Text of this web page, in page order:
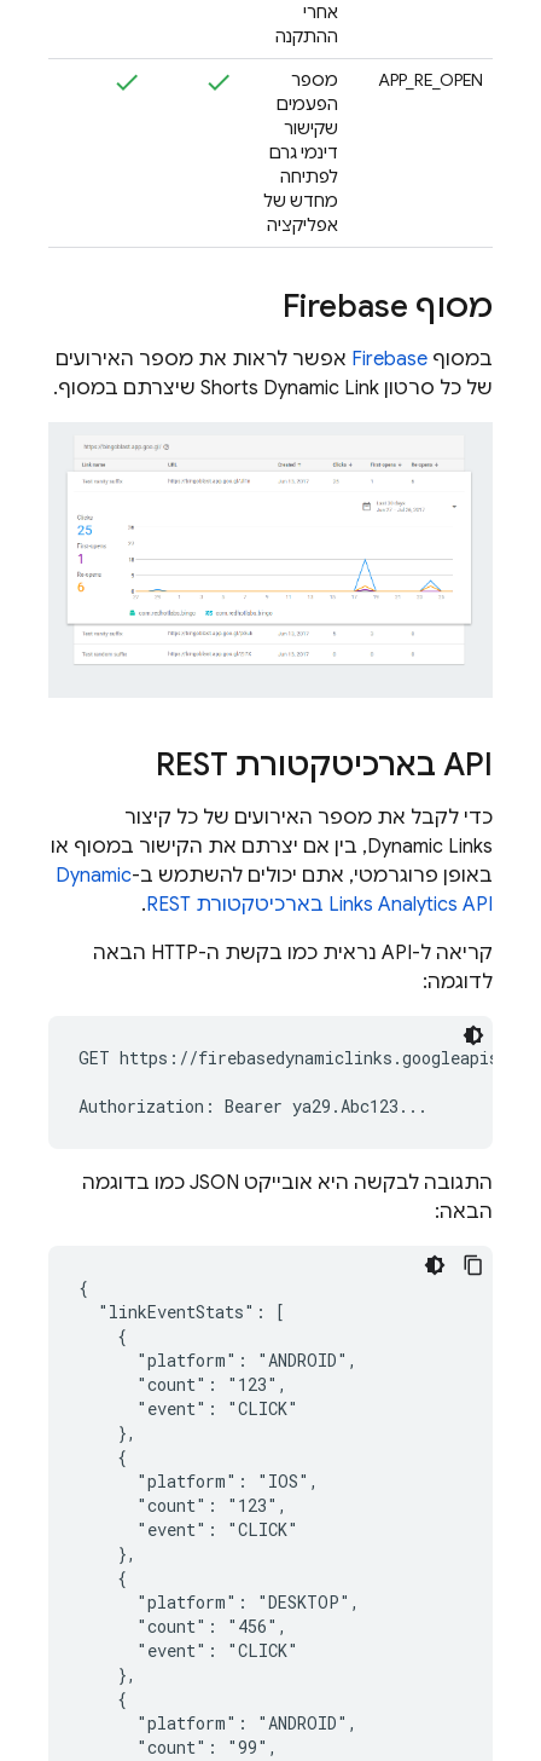
אחרי
ההתקנה
APP_RE_OPEN
מספר
הפעמים
שקישור
דינמי גרם
לפתיחה
מחדש של
אפליקציה
מסוף Firebase
במסוף Firebase אפשר לראות את מספר האירועים
של כל סרטון Shorts Dynamic Link שיצרתם במסוף.
‫API בארכיטקטורת REST
כדי לקבל את מספר האירועים של כל קיצור
Dynamic Links, בין אם יצרתם את הקישור במסוף או
באופן פרוגרמטי, אתם יכולים להשתמש ב-Dynamic
Links Analytics API בארכיטקטורת REST
.
קריאה ל-API נראית כמו בקשת ה-HTTP הבאה
לדוגמה:
GET https://firebasedynamiclinks.googleapis.com/
התגובה לבקשה היא אובייקט JSON כמו בדוגמה
הבאה:
{
  "linkEventStats": [
    {
      "platform": "ANDROID",
      "count": "123",
      "event": "CLICK"
    },
    {
      "platform": "IOS",
      "count": "123",
      "event": "CLICK"
    },
    {
      "platform": "DESKTOP",
      "count": "456",
      "event": "CLICK"
    },
    {
      "platform": "ANDROID",
      "count": "99",